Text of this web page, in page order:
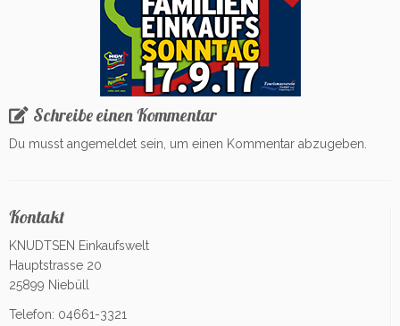
Schreibe einen Kommentar
Du musst angemeldet sein, um einen Kommentar abzugeben.
Kontakt
KNUDTSEN Einkaufswelt
Hauptstrasse 20
25899 Niebüll
Telefon: 04661-3321